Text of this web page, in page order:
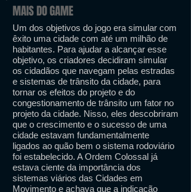
MAIS DO GAME
Um dos objetivos do jogo era simular com
êxito uma cidade com até um milhão de
habitantes. Para ajudar a alcançar esse
objetivo, os criadores decidiram simular
os cidadãos que navegam pelas estradas
e sistemas de trânsito da cidade, para
tornar os efeitos do projeto e do
congestionamento de trânsito um fator no
projeto da cidade. Nisso, eles descobriram
que o crescimento e o sucesso de uma
cidade estavam fundamentalmente
ligados ao quão bem o sistema rodoviário
foi estabelecido. A Ordem Colossal já
estava ciente da importância dos
sistemas viários das Cidades em
Movimento e achava que a indicação